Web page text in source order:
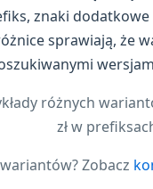
znaki
sprawiają, że
różnych
zł w
Zobacz